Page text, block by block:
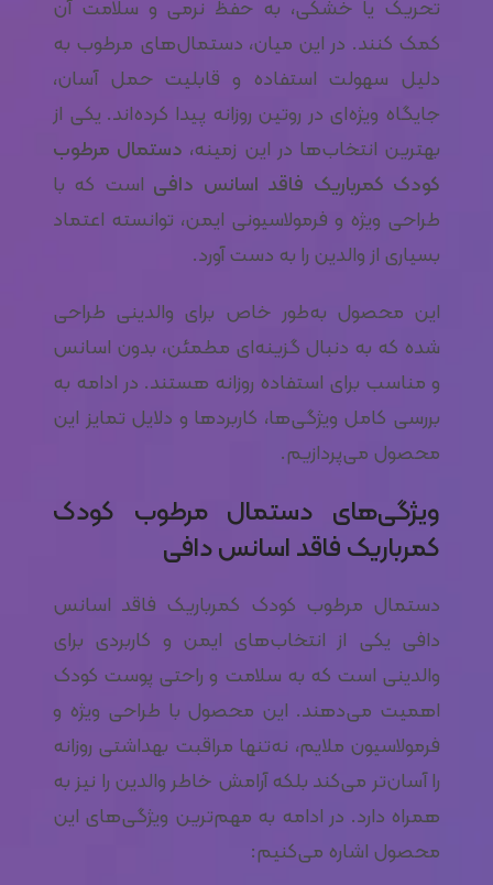
تحریک یا خشکی، به حفظ نرمی و سلامت آن
کمک کنند. در این میان، دستمال‌های مرطوب به
دلیل سهولت استفاده و قابلیت حمل آسان،
جایگاه ویژه‌ای در روتین روزانه پیدا کرده‌اند. یکی از
بهترین انتخاب‌ها در این زمینه، دستمال مرطوب
کودک کمرباریک فاقد اسانس دافی است که با
طراحی ویژه و فرمولاسیونی ایمن، توانسته اعتماد
بسیاری از والدین را به دست آورد.
این محصول به‌طور خاص برای والدینی طراحی
شده که به دنبال گزینه‌ای مطمئن، بدون اسانس
و مناسب برای استفاده روزانه هستند. در ادامه به
بررسی کامل ویژگی‌ها، کاربردها و دلایل تمایز این
محصول می‌پردازیم.
ویژگی‌های دستمال مرطوب کودک
کمرباریک فاقد اسانس دافی
دستمال مرطوب کودک کمرباریک فاقد اسانس
دافی یکی از انتخاب‌های ایمن و کاربردی برای
والدینی است که به سلامت و راحتی پوست کودک
اهمیت می‌دهند. این محصول با طراحی ویژه و
فرمولاسیون ملایم، نه‌تنها مراقبت بهداشتی روزانه
را آسان‌تر می‌کند بلکه آرامش خاطر والدین را نیز به
همراه دارد. در ادامه به مهم‌ترین ویژگی‌های این
محصول اشاره می‌کنیم: